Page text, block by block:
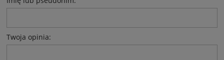
Twoja opinia: